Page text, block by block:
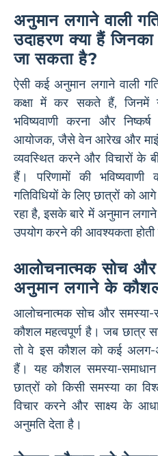
अनुमान लगाने वाली
उदाहरण क्या हैं जिनका
जा सकता है?
ऐसी कई अनुमान लगाने वाली
कक्षा में कर सकते हैं, जिनमें
भविष्यवाणी करना और
आयोजक, जैसे वेन आरेख और माइंड
व्यवस्थित करने और विचारों
हैं। परिणामों की
गतिविधियों के लिए छात्रों को
रहा है, इसके बारे में अनुमान
उपयोग करने की आवश्यकता होती
आलोचनात्मक सोच और
अनुमान लगाने के
आलोचनात्मक सोच और समस्या-
कौशल महत्वपूर्ण है। जब छात्र
तो वे इस कौशल को कई अलग-
हैं। यह कौशल समस्या-
छात्रों को किसी समस्या का
विचार करने और साक्ष्य के
अनुमति देता है।